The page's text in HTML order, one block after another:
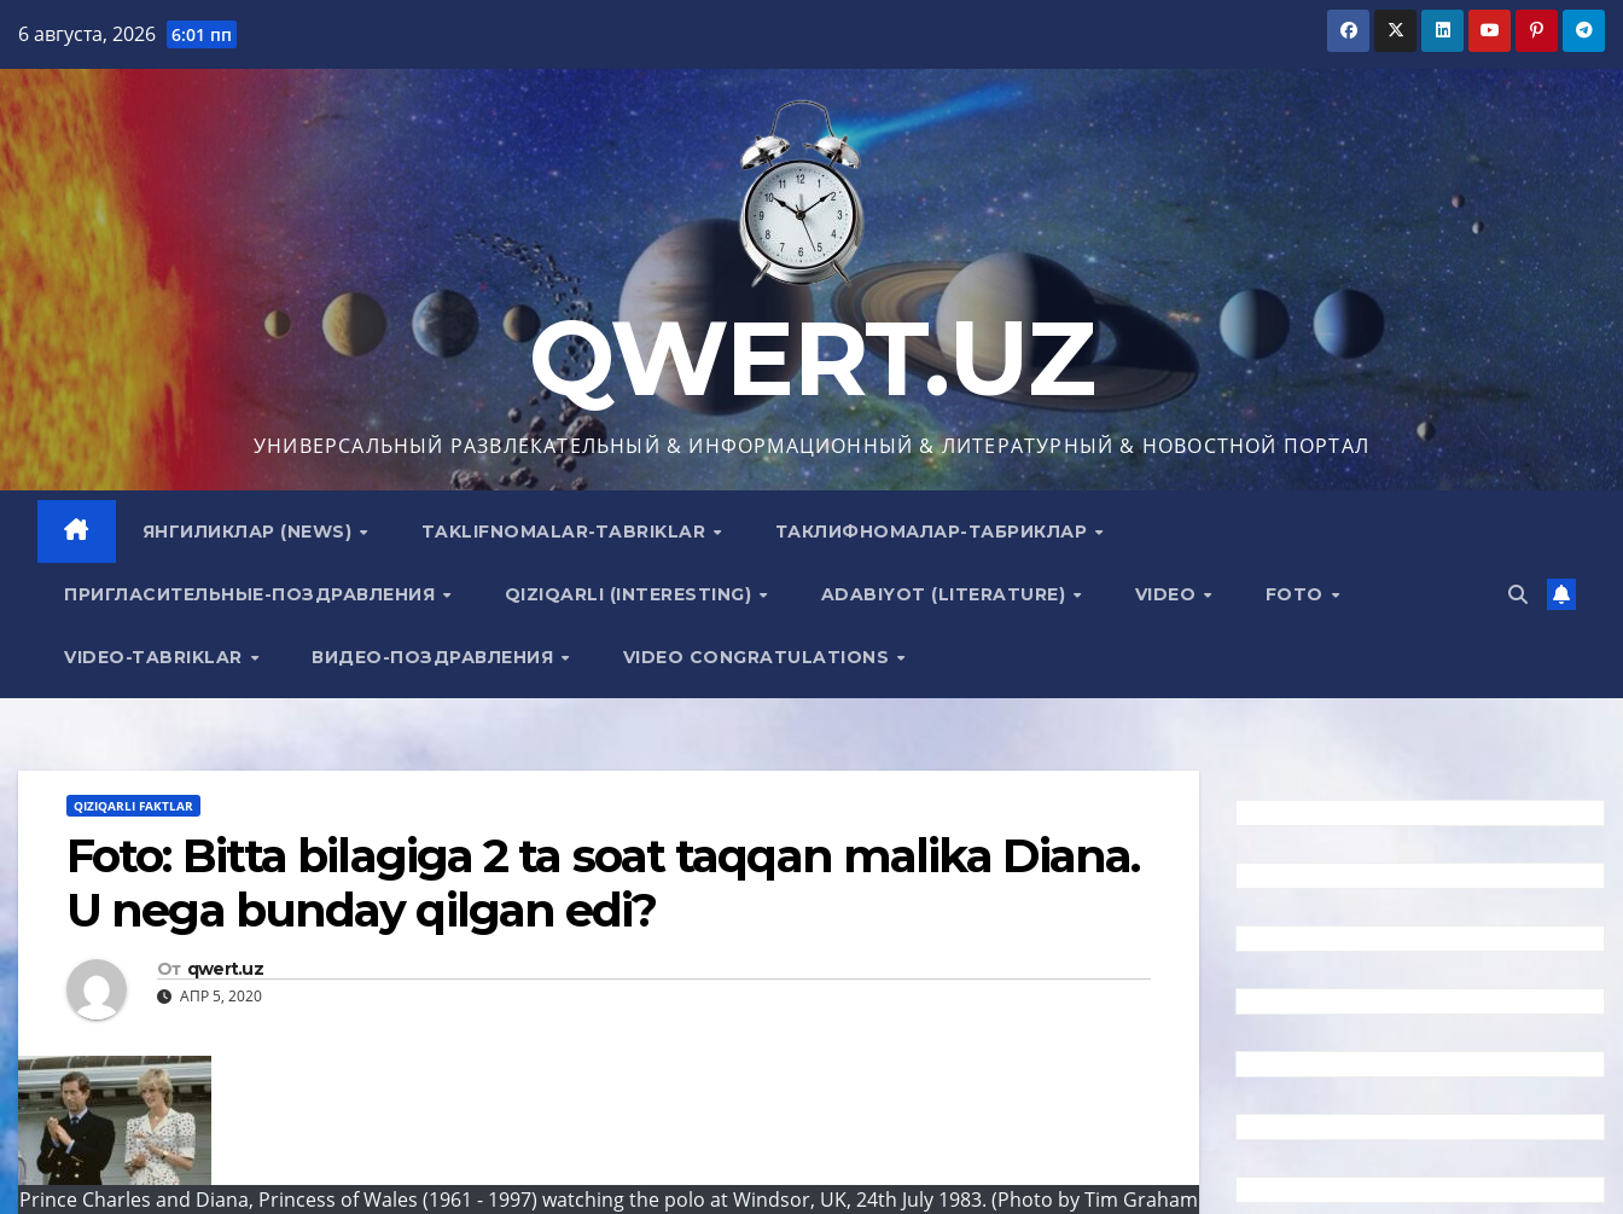
содержимому
6 августа, 2026 6:01 пп
QWERT.UZ
УНИВЕРСАЛЬНЫЙ РАЗВЛЕКАТЕЛЬНЫЙ & ИНФОРМАЦИОННЫЙ & ЛИТЕРАТУРНЫЙ & НОВОСТНОЙ ПОРТАЛ
ЯНГИЛИКЛАР (NEWS) TAKLIFNOMALAR-TABRIKLAR ТАКЛИФНОМАЛАР-ТАБРИКЛАР
ПРИГЛАСИТЕЛЬНЫЕ-ПОЗДРАВЛЕНИЯ QIZIQARLI (INTERESTING) ADABIYOT (LITERATURE) VIDEO FOTO
VIDEO-TABRIKLAR ВИДЕО-ПОЗДРАВЛЕНИЯ VIDEO CONGRATULATIONS
QIZIQARLI FAKTLAR
Foto: Bitta bilagiga 2 ta soat taqqan malika Diana.
U nega bunday qilgan edi?
От qwert.uz
АПР 5, 2020
Prince Charles and Diana, Princess of Wales (1961 - 1997) watching the polo at Windsor, UK, 24th July 1983. (Photo by Tim Graham